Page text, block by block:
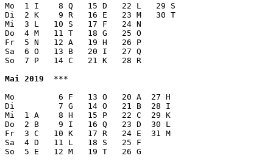
Mo  1 I    8 Q   15 D   22 L   29 S
Di  2 K    9 R   16 E   23 M   30 T
Mi  3 L   10 S   17 F   24 N
Do  4 M   11 T   18 G   25 O
Fr  5 N   12 A   19 H   26 P
Sa  6 O   13 B   20 I   27 Q
So  7 P   14 C   21 K   28 R
Mai 2019
  ***
Mo         6 F   13 O   20 A  27 H
Di         7 G   14 O   21 B  28 I
Mi  1 A    8 H   15 P   22 C  29 K
Do  2 B    9 I   16 Q   23 D  30 L
Fr  3 C   10 K   17 R   24 E  31 M
Sa  4 D   11 L   18 S   25 F
So  5 E   12 M   19 T   26 G